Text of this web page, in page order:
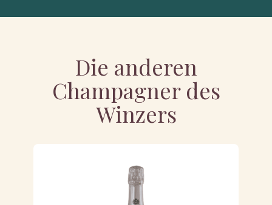
Die anderen
Champagner des
Winzers